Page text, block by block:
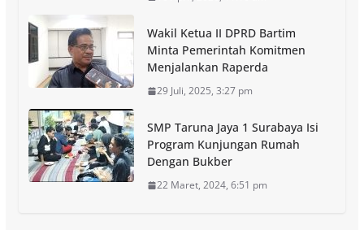
Wakil Ketua II DPRD Bartim
Minta Pemerintah Komitmen
Menjalankan Raperda
29 Juli, 2025, 3:27 pm
SMP Taruna Jaya 1 Surabaya Isi
Program Kunjungan Rumah
Dengan Bukber
22 Maret, 2024, 6:51 pm